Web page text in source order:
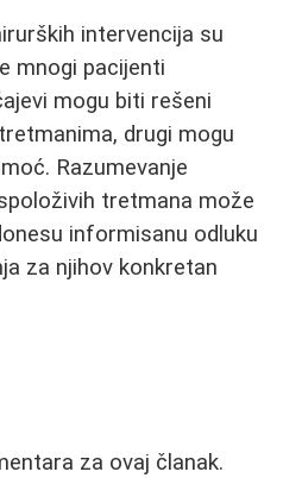
intervencija su
mnogi pacijenti
mogu biti rešeni
drugi mogu
Razumevanje
tretmana može
informisanu odluku
za njihov konkretan
za ovaj članak.